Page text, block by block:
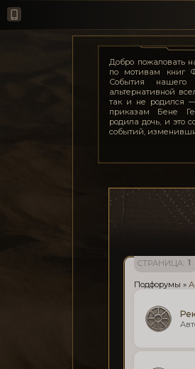
Добро пожаловать
по мотивам книг
События нашего
альтернативной
так и не родился —
приказам Бене
родила дочь, и это
событий,
СТРАНИЦА: 1
Подфорумы »